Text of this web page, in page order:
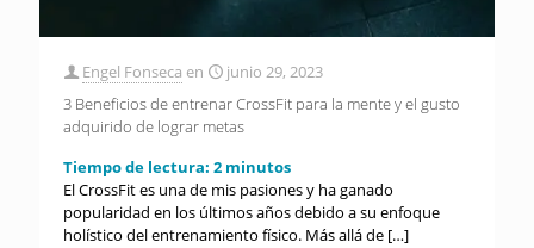
Engel Fonseca en
junio 29, 2023
3 Beneficios de entrenar CrossFit para la mente y el gusto
adquirido de lograr metas
Tiempo de lectura: 2 minutos
El CrossFit es una de mis pasiones y ha ganado
popularidad en los últimos años debido a su enfoque
holístico del entrenamiento físico. Más allá de […]